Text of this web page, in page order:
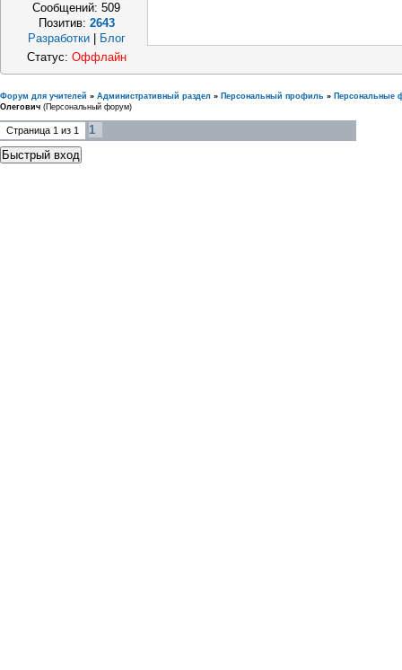
Сообщений:509
Позитив: 2643
Разработки | Блог
Статус: Оффлайн
Форум для учителей » Административный раздел » Персональный профиль » Персональные
Олегович (Персональный форум)
Страница 1 из 1 1